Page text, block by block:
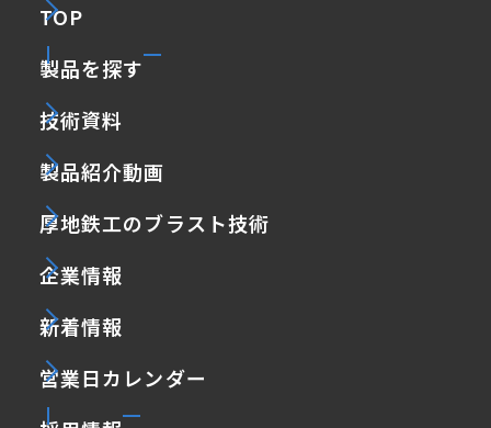
TOP
製品を探す
技術資料
製品紹介動画
厚地鉄工のブラスト技術
企業情報
新着情報
営業日カレンダー